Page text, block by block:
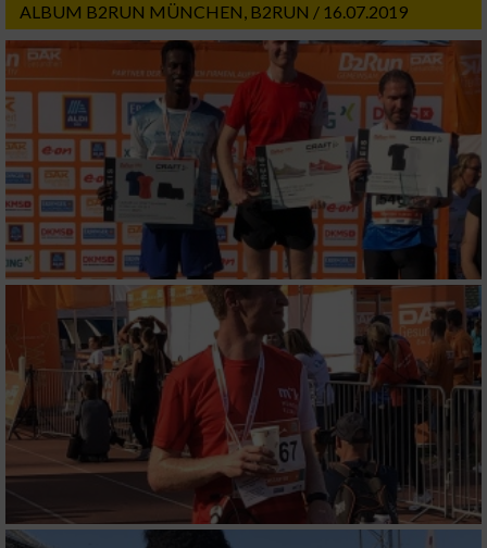
ALBUM B2RUN MÜNCHEN, B2RUN / 16.07.2019
Verwendung reduzierter Daten zur Auswahl
von Inhalten
IAB-Besonderheiten:
Verwendung genauer Standortdaten
Geräte anhand von aktiv angeforderten
Informationen identifizieren
Nicht-IAB-Verarbeitungszwecke:
Notwendig
Performance
Funktional